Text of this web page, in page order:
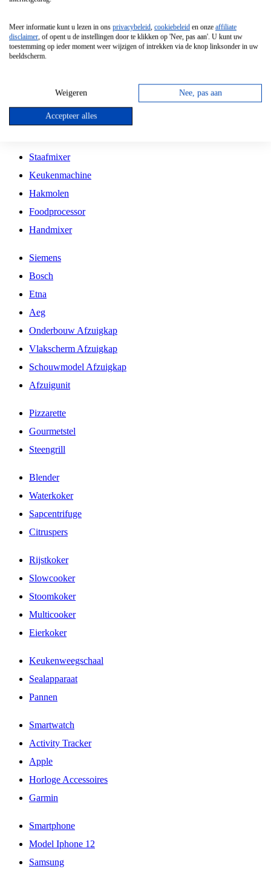
Vrijstaande Magnetron
Vrijstaande Kookplaat
Inbouw Gaskookplaat
Inbouw Keramische Kookplaat
Kookplaat Accessoires
Staafmixer
Keukenmachine
Hakmolen
Foodprocessor
Handmixer
Siemens
Bosch
Etna
Aeg
Onderbouw Afzuigkap
Vlakscherm Afzuigkap
Schouwmodel Afzuigkap
Afzuigunit
Pizzarette
Gourmetstel
Steengrill
Blender
Waterkoker
Sapcentrifuge
Citruspers
Rijstkoker
Slowcooker
Stoomkoker
Multicooker
Eierkoker
Keukenweegschaal
Sealapparaat
Pannen
Smartwatch
Activity Tracker
Apple
Horloge Accessoires
Garmin
Smartphone
Model Iphone 12
Samsung
Meer informatie kunt u lezen in ons privacybeleid, cookiebeleid en onze affiliate
disclaimer, of opent u de instellingen door te klikken op 'Nee, pas aan'. U kunt uw
toestemming op ieder moment weer wijzigen of intrekken via de knop linksonder in uw
beeldscherm.
Weigeren Nee, pas aan
Accepteer alles